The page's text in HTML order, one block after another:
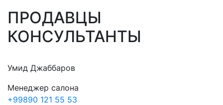
ПРОДАВЦЫ
КОНСУЛЬТАНТЫ
Умид Джаббаров
Менеджер салона
+99890 121 55 53